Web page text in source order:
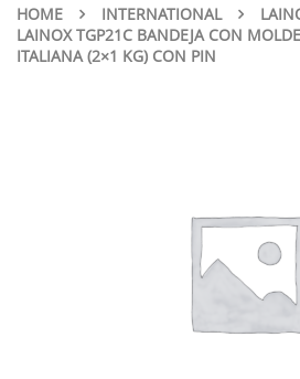
HOME INTERNATIONAL
LAINOX TGP21C BANDEJA CON
ITALIANA (2×1 KG) CON PIN